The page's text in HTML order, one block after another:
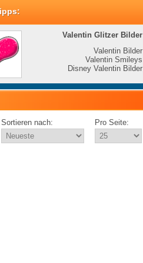
Valentin Glitzer Bilder
Valentin Bilder
Valentin Smileys
Disney Valentin Bilder
Sortieren nach: Pro Seite: